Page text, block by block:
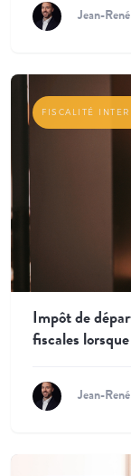
Jean-René
FISCALITÉ
Impôt de
fiscales
Jean-René